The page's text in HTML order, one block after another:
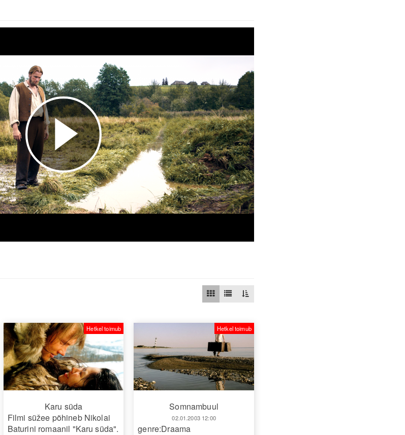
Esita
video
Karu süda
Filmi süžee põhineb Nikolai
Baturini romaanil "Karu süda".
Hetkel toimub
Somnambuul
02.01.2003 12:00
Hetkel toimub
genre:Draama